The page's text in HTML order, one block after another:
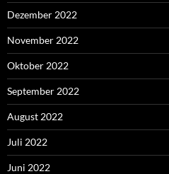
Dezember 2022
November 2022
Oktober 2022
September 2022
August 2022
Juli 2022
Juni 2022